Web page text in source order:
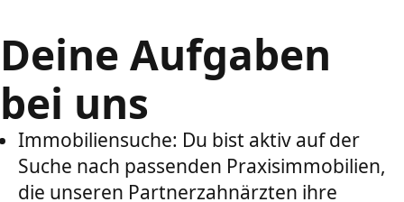
Deine Aufgaben
bei uns
Immobiliensuche: Du bist aktiv auf der
Suche nach passenden Praxisimmobilien,
die unseren Partnerzahnärzten ihre